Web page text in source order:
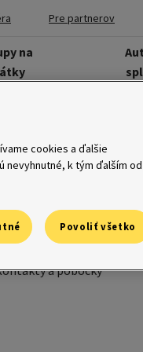
Pre partnerov
na
nás
informácie
a pobočky
cookies a ďalšie
nevyhnutné, k tým ďalším od
Povoliť všetko